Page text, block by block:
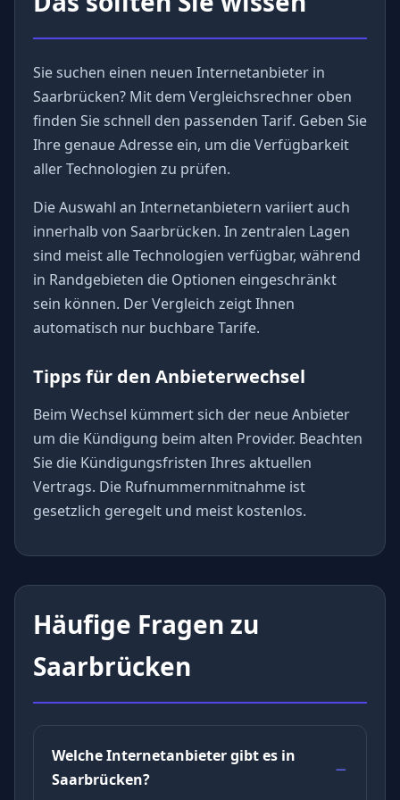
Sie suchen einen neuen Internetanbieter in
Saarbrücken? Mit dem Vergleichsrechner oben
finden Sie schnell den passenden Tarif. Geben Sie
Ihre genaue Adresse ein, um die Verfügbarkeit
aller Technologien zu prüfen.
Die Auswahl an Internetanbietern variiert auch
innerhalb von Saarbrücken. In zentralen Lagen
sind meist alle Technologien verfügbar, während
in Randgebieten die Optionen eingeschränkt
sein können. Der Vergleich zeigt Ihnen
automatisch nur buchbare Tarife.
Tipps für den Anbieterwechsel
Beim Wechsel kümmert sich der neue Anbieter
um die Kündigung beim alten Provider. Beachten
Sie die Kündigungsfristen Ihres aktuellen
Vertrags. Die Rufnummernmitnahme ist
gesetzlich geregelt und meist kostenlos.
Häufige Fragen zu
Saarbrücken
Welche Internetanbieter gibt es in
Saarbrücken?